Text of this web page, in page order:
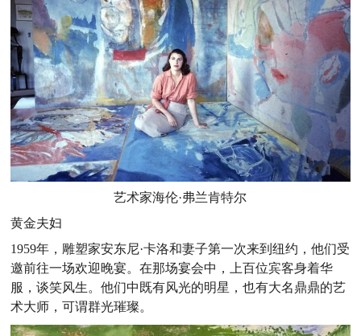
艺术家海伦·弗兰肯特尔
黄金夫妇
1959年，雕塑家安东尼·卡洛和妻子第一次来到纽约，他们受
邀前往一场欢迎晚宴。在那场宴会中，上百位宾客身着华
服，谈笑风生。他们中既有风光的明星，也有大名鼎鼎的艺
术大师，可谓群光璀璨。